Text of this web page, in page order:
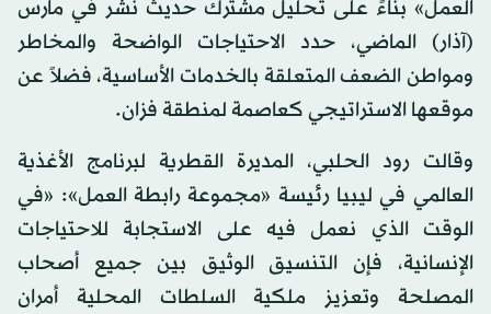
العمل» بناءً على تحليل مشترك حديث نُشر في مارس
(آذار) الماضي، حدد الاحتياجات الواضحة والمخاطر
ومواطن الضعف المتعلقة بالخدمات الأساسية، فضلاً عن
موقعها الاستراتيجي كعاصمة لمنطقة فزان.
وقالت رود الحلبي، المديرة القطرية لبرنامج الأغذية
العالمي في ليبيا رئيسة «مجموعة رابطة العمل»: «في
الوقت الذي نعمل فيه على الاستجابة للاحتياجات
الإنسانية، فإن التنسيق الوثيق بين جميع أصحاب
المصلحة وتعزيز ملكية السلطات المحلية أمران